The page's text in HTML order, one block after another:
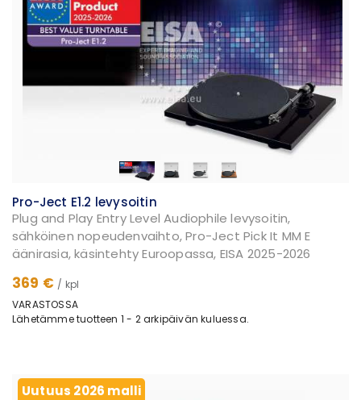
Pro-Ject E1.2 levysoitin
Plug and Play Entry Level Audiophile levysoitin,
sähköinen nopeudenvaihto, Pro-Ject Pick It MM E
äänirasia, käsintehty Euroopassa, EISA 2025-2026
369 € / kpl
VARASTOSSA
Lähetämme tuotteen 1 - 2 arkipäivän kuluessa.
Uutuus 2026 malli